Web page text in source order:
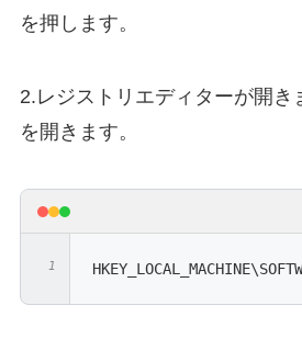
を押します。
2.レジストリエディターが開き
を開きます。